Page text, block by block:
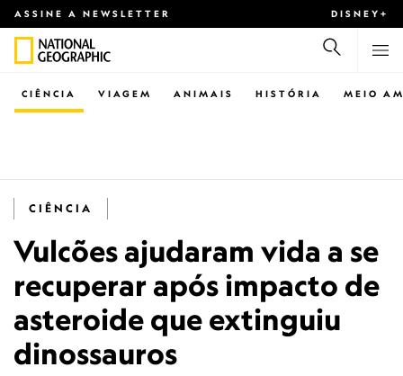
ASSINE A NEWSLETTER DISNEY+
CIÊNCIA VIAGEM ANIMAIS HISTÓRIA MEIO
CIÊNCIA
Vulcões ajudaram vida a se
recuperar após impacto de
asteroide que extinguiu
dinossauros